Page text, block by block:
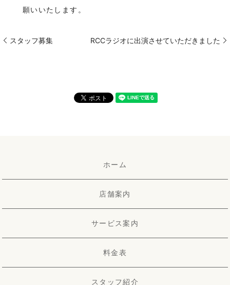
願いいたします。
スタッフ募集 RCCラジオに出演させていただきました
ホーム
店舗案内
サービス案内
料金表
スタッフ紹介